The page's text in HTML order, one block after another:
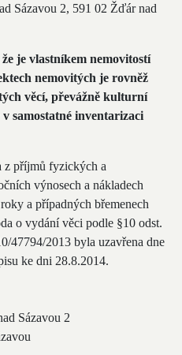
Sázavou 2, 591 02 Žďár nad
je vlastníkem nemovitostí
nemovitých je rovněž
věcí, převážně kulturní
samostatné inventarizaci
z příjmů fyzických a
výnosech a nákladech
a případných břemenech
o vydání věci podle §10 odst.
47794/2013 byla uzavřena dne
ke dni 28.8.2014.
Sázavou 2